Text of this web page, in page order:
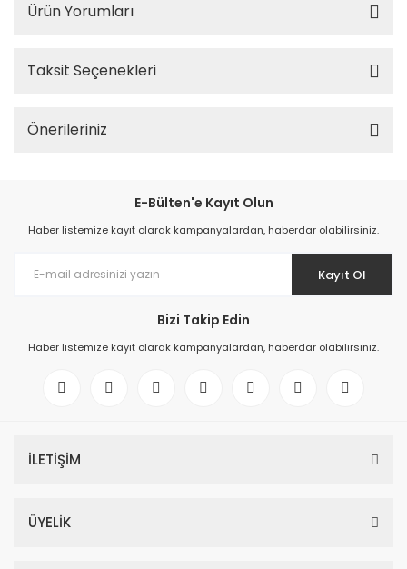
Ürün Yorumları
Taksit Seçenekleri
Önerileriniz
E-Bülten'e Kayıt Olun
Haber listemize kayıt olarak kampanyalardan, haberdar olabilirsiniz.
Kayıt Ol
Bizi Takip Edin
Haber listemize kayıt olarak kampanyalardan, haberdar olabilirsiniz.
İLETİŞİM
ÜYELİK